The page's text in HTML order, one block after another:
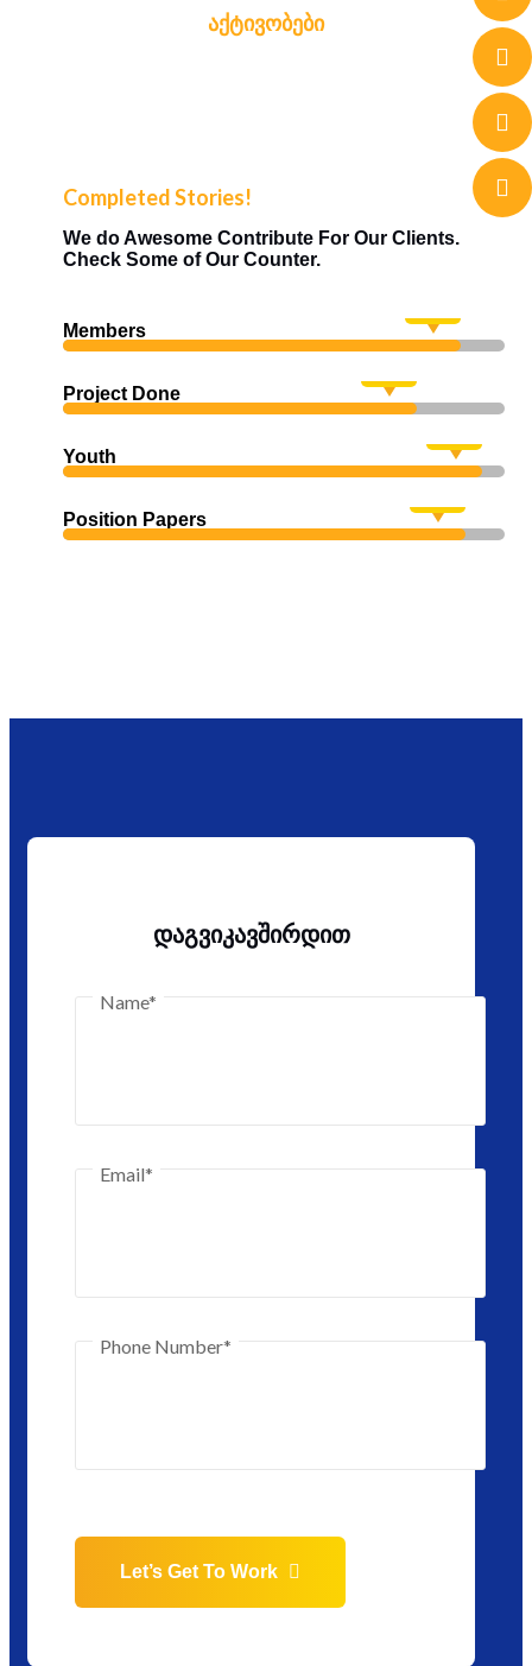
Აქტივობები
Completed Stories!
We do Awesome Contribute For Our Clients.
Check Some of Our Counter.
Members
Project Done
Youth
Position Papers
დაგვიკავშირდით
Name*
Email*
Phone Number*
Let’s Get To Work